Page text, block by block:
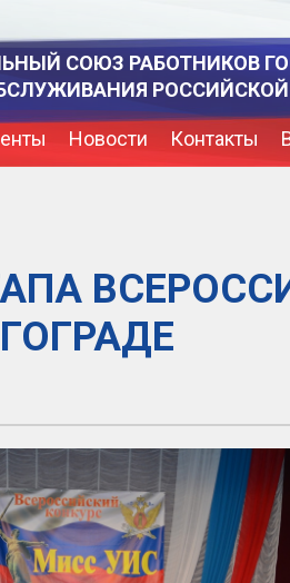
СОЮЗ РАБОТНИКОВ
Новости Контакты